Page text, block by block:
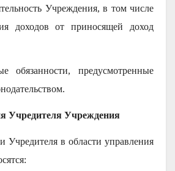
Учреждения, в том числе
доходов от приносящей доход
обязанности, предусмотренные
Учредителя Учреждения
Учредителя в области управления